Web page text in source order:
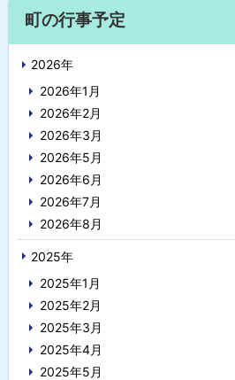
戻
イ
ド
町の行事予定
2026年
2026年1月
2026年2月
2026年3月
2026年5月
2026年6月
2026年7月
2026年8月
2025年
2025年1月
2025年2月
2025年3月
2025年4月
2025年5月